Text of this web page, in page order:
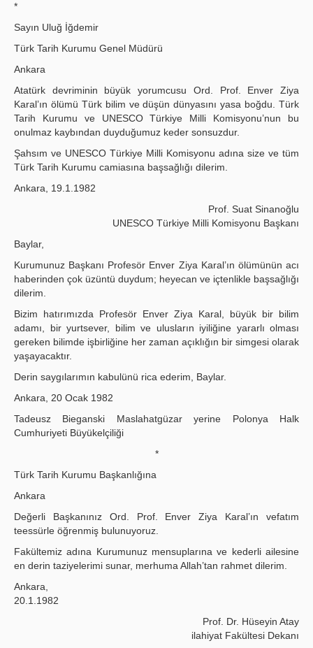
*
Sayın Uluğ İğdemir
Türk Tarih Kurumu Genel Müdürü
Ankara
Atatürk devriminin büyük yorumcusu Ord. Prof. Enver Ziya
Karal’ın ölümü Türk bilim ve düşün dünyasını yasa boğdu. Türk
Tarih Kurumu ve UNESCO Türkiye Milli Komisyonu’nun bu
onulmaz kaybından duydu­ğumuz keder sonsuzdur.
Şahsım ve UNESCO Türkiye Milli Komisyonu adına size ve tüm
Türk Tarih Kurumu camiasına başsağlığı dilerim.
Ankara, 19.1.1982
Prof. Suat Sinanoğlu
UNESCO Türkiye Milli Komisyonu Başkanı
Baylar,
Kurumunuz Başkanı Profesör Enver Ziya Karal’ın ölümünün acı
haberinden çok üzüntü duydum; heyecan ve içtenlikle başsağlığı
dilerim.
Bizim hatırımızda Profesör Enver Ziya Karal, büyük bir bilim
adamı, bir yurtsever, bilim ve ulusların iyiliğine yararlı olması
gereken bilimde işbirliğine her zaman açıklığın bir simgesi olarak
yaşayacaktır.
Derin saygılarımın kabulünü rica ederim, Baylar.
Ankara, 20 Ocak 1982
Tadeusz Bieganski Maslahatgüzar yerine Polonya Halk
Cumhuriyeti Büyükelçiliği
*
Türk Tarih Kurumu Başkanlığına
Ankara
Değerli Başkanınız Ord. Prof. Enver Ziya Karal’ın vefatım
teessürle öğrenmiş bulunuyoruz.
Fakültemiz adına Kurumunuz mensuplarına ve kederli ailesine
en derin taziyelerimi sunar, merhuma Allah’tan rahmet dilerim.
Ankara,
20.1.1982
Prof. Dr. Hüseyin Atay
ilahiyat Fakültesi Dekanı